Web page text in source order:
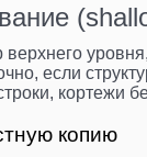
верхнего
если
кортежи
копию